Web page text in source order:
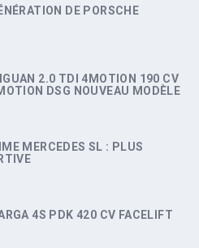
DE PORSCHE
2.0 TDI 4MOTION 190 CV
DSG NOUVEAU MODÈLE
MERCEDES SL : PLUS
4S PDK 420 CV FACELIFT